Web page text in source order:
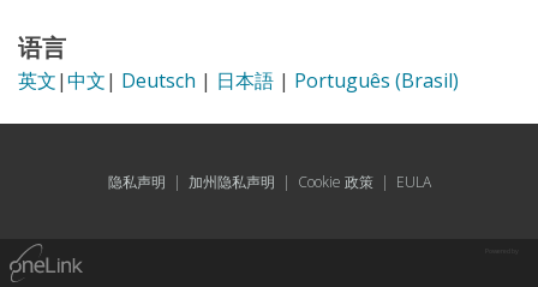
语言
英文|中文| Deutsch | 日本語 | Português (Brasil)
隐私声明 | 加州隐私声明 | Cookie 政策| EULA